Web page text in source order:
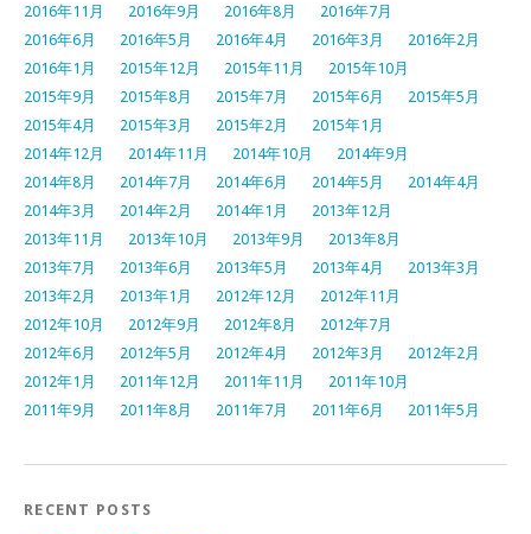
2016年11月
2016年9月 2016年8月
2016年7月
2016年6月
2016年5月 2016年4月 2016年3月
2016年2月
2016年1月
2015年12月 2015年11月
2015年10月
2015年9月
2015年8月 2015年7月 2015年6月
2015年5月
2015年4月
2015年3月 2015年2月
2015年1月
2014年12月
2014年11月 2014年10月
2014年9月
2014年8月
2014年7月 2014年6月 2014年5月
2014年4月
2014年3月
2014年2月 2014年1月
2013年12月
2013年11月
2013年10月 2013年9月
2013年8月
2013年7月
2013年6月 2013年5月 2013年4月
2013年3月
2013年2月
2013年1月 2012年12月
2012年11月
2012年10月
2012年9月 2012年8月
2012年7月
2012年6月
2012年5月 2012年4月 2012年3月
2012年2月
2012年1月
2011年12月 2011年11月
2011年10月
2011年9月
2011年8月 2011年7月 2011年6月 2011年5月
RECENT POSTS